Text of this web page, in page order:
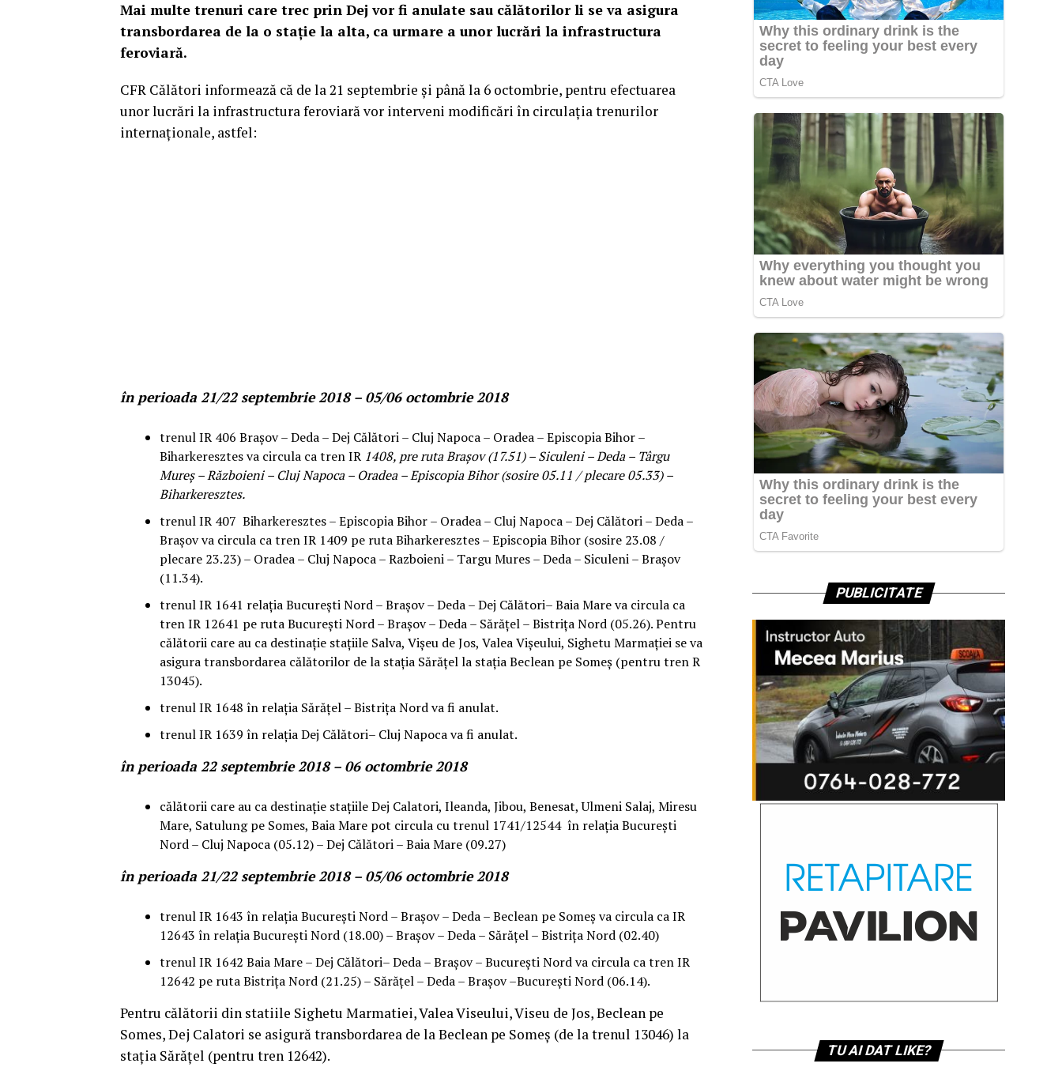
Mai multe trenuri care trec prin Dej vor fi anulate sau călătorilor li se va asigura
transbordarea de la o stație la alta, ca urmare a unor lucrări la infrastructura
feroviară.
CFR Călători informează că de la 21 septembrie și până la 6 octombrie, pentru efectuarea
unor lucrări la infrastructura feroviară vor interveni modificări în circulaţia trenurilor
internaţionale, astfel:
în perioada 21/22 septembrie 2018 – 05/06 octombrie 2018
trenul IR 406 Brașov – Deda – Dej Călători – Cluj Napoca – Oradea – Episcopia Bihor –
Biharkeresztes va circula ca tren IR 1408, pre ruta Brașov (17.51) – Siculeni – Deda – Târgu
Mureș – Războieni – Cluj Napoca – Oradea – Episcopia Bihor (sosire 05.11 / plecare 05.33) –
Biharkeresztes.
trenul IR 407 Biharkeresztes – Episcopia Bihor – Oradea – Cluj Napoca – Dej Călători – Deda –
Brașov va circula ca tren IR 1409 pe ruta Biharkeresztes – Episcopia Bihor (sosire 23.08 /
plecare 23.23) – Oradea – Cluj Napoca – Razboieni – Targu Mures – Deda – Siculeni – Brașov
(11.34).
trenul IR 1641 relația București Nord – Brașov – Deda – Dej Călători– Baia Mare va circula ca
tren IR 12641 pe ruta București Nord – Brașov – Deda – Sărățel – Bistrița Nord (05.26). Pentru
călătorii care au ca destinație stațiile Salva, Vișeu de Jos, Valea Vișeului, Sighetu Marmației se va
asigura transbordarea călătorilor de la stația Sărățel la stația Beclean pe Someș (pentru tren R
13045).
trenul IR 1648 în relația Sărățel – Bistrița Nord va fi anulat.
trenul IR 1639 în relația Dej Călători– Cluj Napoca va fi anulat.
în perioada 22 septembrie 2018 – 06 octombrie 2018
călătorii care au ca destinație stațiile Dej Calatori, Ileanda, Jibou, Benesat, Ulmeni Salaj, Miresu
Mare, Satulung pe Somes, Baia Mare pot circula cu trenul 1741/12544 în relația București
Nord – Cluj Napoca (05.12) – Dej Călători – Baia Mare (09.27)
în perioada 21/22 septembrie 2018 – 05/06 octombrie 2018
trenul IR 1643 în relația București Nord – Brașov – Deda – Beclean pe Someș va circula ca IR
12643 în relația București Nord (18.00) – Brașov – Deda – Sărățel – Bistrița Nord (02.40)
trenul IR 1642 Baia Mare – Dej Călători– Deda – Brașov – București Nord va circula ca tren IR
12642 pe ruta Bistrița Nord (21.25) – Sărățel – Deda – Brașov –București Nord (06.14).
Pentru călătorii din statiile Sighetu Marmatiei, Valea Viseului, Viseu de Jos, Beclean pe
Somes, Dej Calatori se asigură transbordarea de la Beclean pe Someș (de la trenul 13046) la
stația Sărățel (pentru tren 12642).
PUBLICITATE
TU AI DAT LIKE?